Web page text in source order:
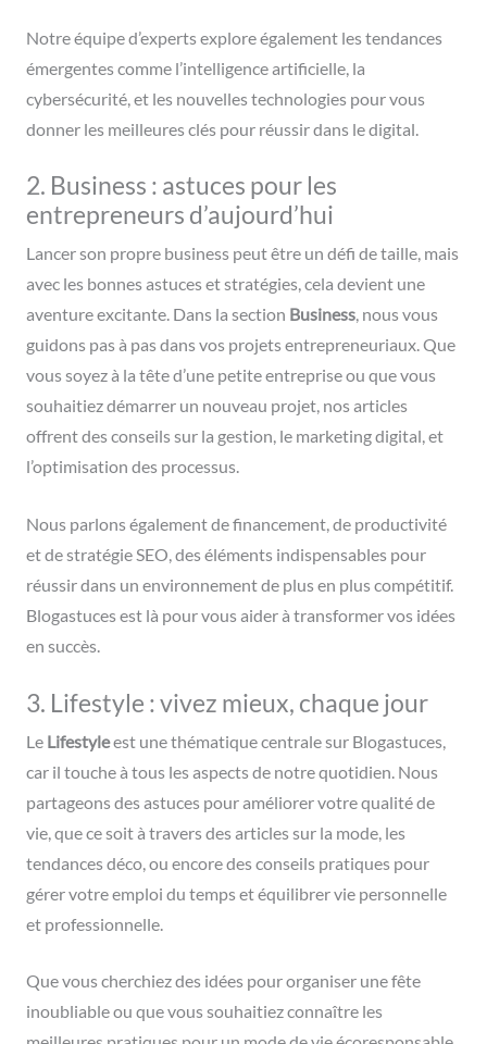
Notre équipe d’experts explore également les tendances
émergentes comme l’intelligence artificielle, la
cybersécurité, et les nouvelles technologies pour vous
donner les meilleures clés pour réussir dans le digital.
2. Business : astuces pour les
entrepreneurs d’aujourd’hui
Lancer son propre business peut être un défi de taille, mais
avec les bonnes astuces et stratégies, cela devient une
aventure excitante. Dans la section Business, nous vous
guidons pas à pas dans vos projets entrepreneuriaux. Que
vous soyez à la tête d’une petite entreprise ou que vous
souhaitiez démarrer un nouveau projet, nos articles
offrent des conseils sur la gestion, le marketing digital, et
l’optimisation des processus.
Nous parlons également de financement, de productivité
et de stratégie SEO, des éléments indispensables pour
réussir dans un environnement de plus en plus compétitif.
Blogastuces est là pour vous aider à transformer vos idées
en succès.
3. Lifestyle : vivez mieux, chaque jour
Le Lifestyleest une thématique centrale sur Blogastuces,
car il touche à tous les aspects de notre quotidien. Nous
partageons des astuces pour améliorer votre qualité de
vie, que ce soit à travers des articles sur la mode, les
tendances déco, ou encore des conseils pratiques pour
gérer votre emploi du temps et équilibrer vie personnelle
et professionnelle.
Que vous cherchiez des idées pour organiser une fête
inoubliable ou que vous souhaitiez connaître les